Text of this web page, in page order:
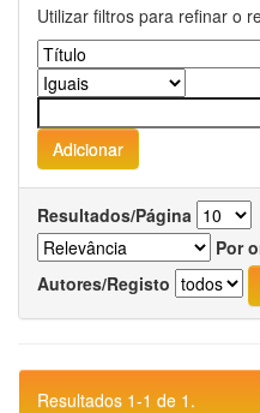
Utilizar filtros para refinar o
Resultados/Página
Por
Autores/Registo
Resultados 1-1 de 1.